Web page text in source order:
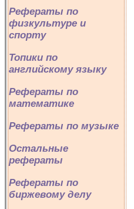
Рефераты по
физкультуре и
спорту
Топики по
английскому языку
Рефераты по
математике
Рефераты по музыке
Остальные
рефераты
Рефераты по
биржевому делу